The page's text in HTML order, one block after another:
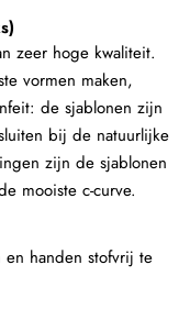
zeer hoge kwaliteit.
vormen maken,
de sjablonen zijn
bij de natuurlijke
zijn de sjablonen
mooiste c-curve.
en handen stofvrij te